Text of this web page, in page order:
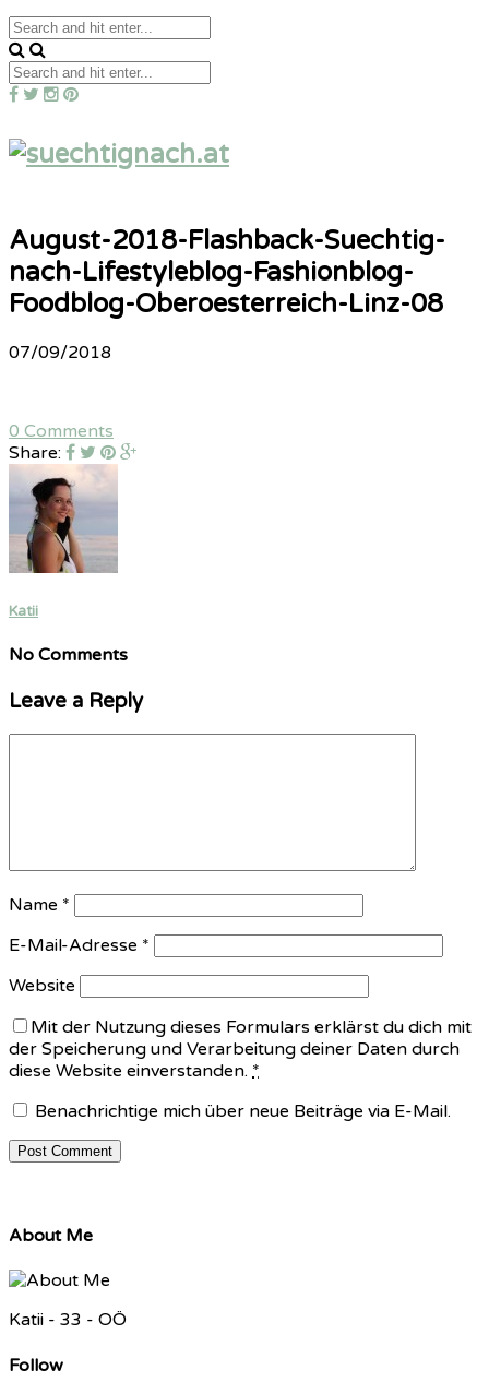
August-2018-Flashback-Suechtig-
nach-Lifestyleblog-Fashionblog-
Foodblog-Oberoesterreich-Linz-08
07/09/2018
0 Comments
Share:
Katii
No Comments
Leave a Reply
Name *
E-Mail-Adresse *
Website
Mit der Nutzung dieses Formulars erklärst du dich mit
der Speicherung und Verarbeitung deiner Daten durch
diese Website einverstanden. *
Benachrichtige mich über neue Beiträge via E-Mail.
About Me
Katii - 33 - OÖ
Follow